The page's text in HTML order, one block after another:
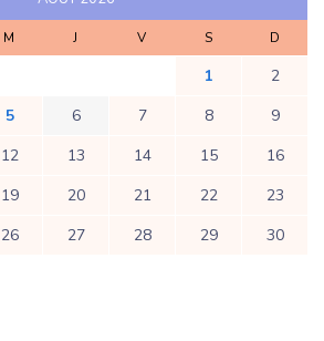
M J V S D
1
2
5 6 7 8
9
12 13 14 15
16
19 20 21 22
23
26 27 28 29
30